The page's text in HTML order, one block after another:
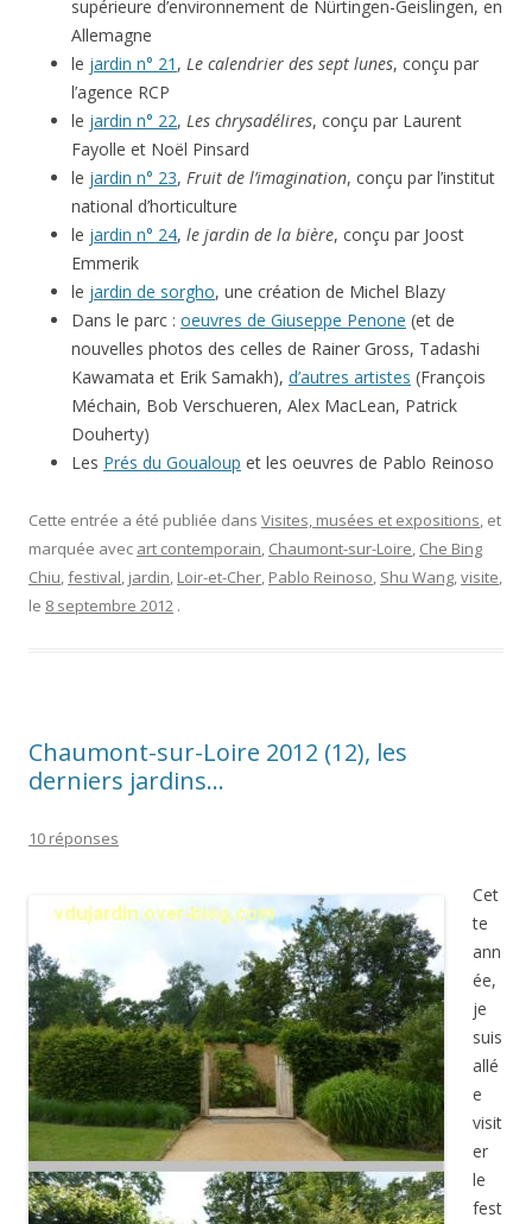
supérieure d’environnement de Nürtingen-Geislingen, en
Allemagne
le jardin n° 21 , Le calendrier des sept lunes, conçu par
l’agence RCP
le jardin n° 22, Les chrysadélires, conçu par Laurent
Fayolle et Noël Pinsard
le jardin n° 23, Fruit de l’imagination, conçu par l’institut
national d’horticulture
le jardin n° 24, le jardin de la bière, conçu par Joost
Emmerik
le jardin de sorgho, une création de Michel Blazy
Dans le parc : oeuvres de Giuseppe Penone (et de
nouvelles photos des celles de Rainer Gross, Tadashi
Kawamata et Erik Samakh), d’autres artistes (François
Méchain, Bob Verschueren, Alex MacLean, Patrick
Douherty)
Les Prés du Goualoup et les oeuvres de Pablo Reinoso
Cette entrée a été publiée dans Visites, musées et expositions, et
marquée avec art contemporain, Chaumont-sur-Loire, Che Bing
Chiu,festival, jardin, Loir-et-Cher, Pablo Reinoso, Shu Wang,visite,
le 8 septembre 2012 .
Chaumont-sur-Loire 2012 (12), les
derniers jardins…
10 réponses
Cet
te
ann
ée,
je
suis
allé
e
visit
er
le
fest